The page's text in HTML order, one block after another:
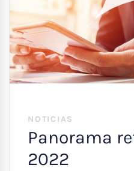
NOTICIAS
Panorama
2022